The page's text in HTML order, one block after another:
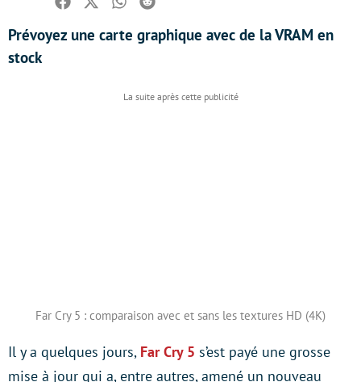
Facebook
TwitterWhatsapp
Reddit
Prévoyez une carte graphique avec de la VRAM en
stock
Far Cry 5 : comparaison avec et sans les textures HD (4K)
Il y a quelques jours, Far Cry 5 s’est payé une grosse
mise à jour qui a, entre autres, amené un nouveau